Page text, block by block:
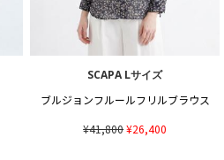
SCAPA Lサイズ
ブルジョンフルールフリルブラウス
¥41,800¥26,400